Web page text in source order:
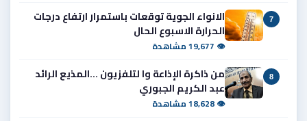
7
الانواء الجوية توقعات باستمرار ارتفاع درجات
الحرارة الاسبوع الحال
👁 19,677 مشاهدة
8
من ذاكرة الإذاعة وا لتلفزيون ...المذيع الرائد
عبد الكريم الجبوري
👁 18,628 مشاهدة